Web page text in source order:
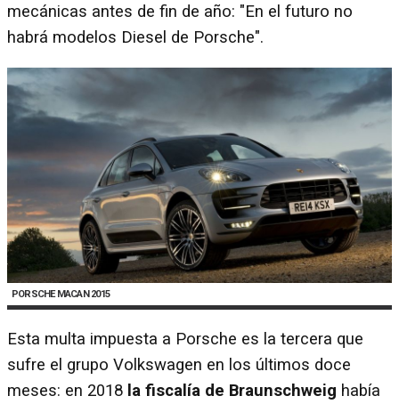
mecánicas antes de fin de año: "En el futuro no
habrá modelos Diesel de Porsche".
PORSCHE MACAN 2015
Esta multa impuesta a Porsche es la tercera que
sufre el grupo Volkswagen en los últimos doce
meses: en 2018 la fiscalía de Braunschweig había